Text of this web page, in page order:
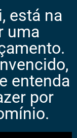
está na
uma
entenda
por